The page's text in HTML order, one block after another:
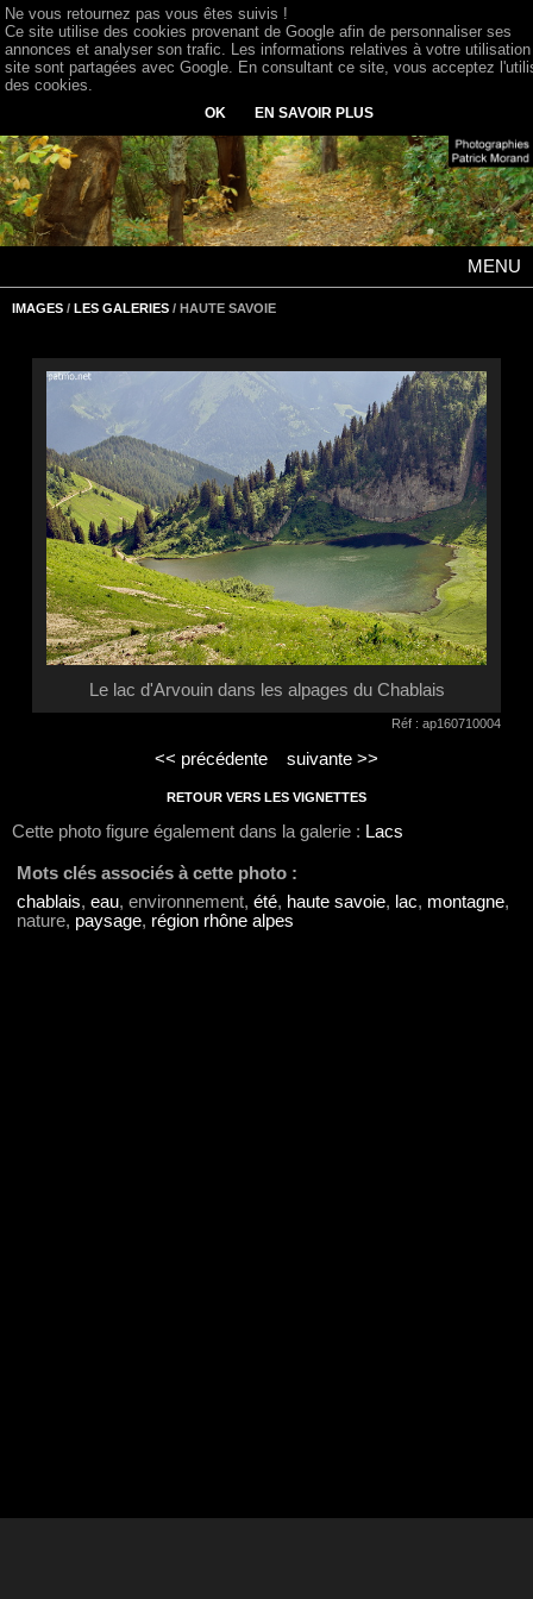
MENU
IMAGES / LES GALERIES / HAUTE SAVOIE
Le lac d'Arvouin dans les alpages du Chablais
Réf : ap160710004
<< précédente suivante >>
RETOUR VERS LES VIGNETTES
Cette photo figure également dans la galerie : Lacs
Mots clés associés à cette photo :
chablais, eau, environnement, été, haute savoie, lac, montagne,
nature, paysage, région rhône alpes
Ne vous retournez pas vous êtes suivis !
Ce site utilise des cookies provenant de Google afin de personnaliser ses
annonces et analyser son trafic. Les informations relatives à votre
site sont partagées avec Google. En consultant ce site, vous acceptez
des cookies.
OK EN SAVOIR PLUS